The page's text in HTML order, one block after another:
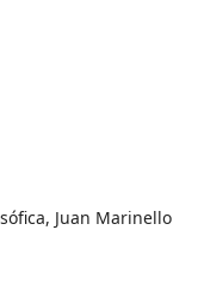
Juan Marinello